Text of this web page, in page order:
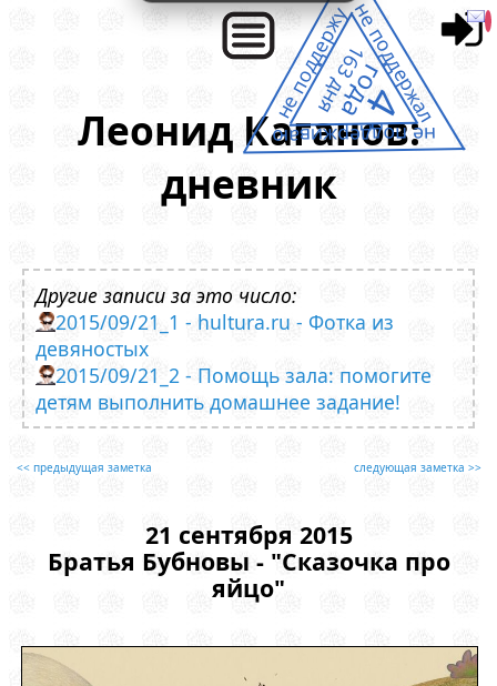
Леонид Каганов:
дневник
Другие записи за это число:
2015/09/21_1 - hultura.ru - Фотка из
девяностых
2015/09/21_2 - Помощь зала: помогите
детям выполнить домашнее задание!
<< предыдущая заметка следующая заметка >>
21 сентября 2015
Братья Бубновы - "Сказочка про
яйцо"
не поддержал
не поддерживаю
не поддержу4
года
163 дня